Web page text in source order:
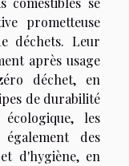
prometteuse
déchets. Leur
après usage
déchet, en
de durabilité
les
des
d'hygiène, en